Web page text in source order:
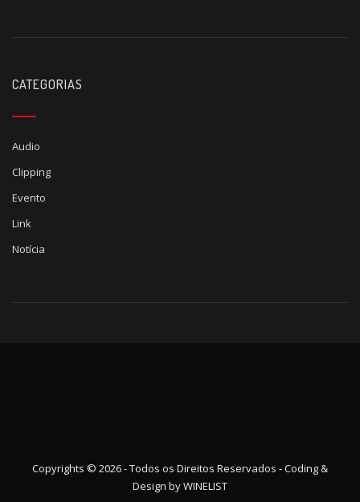
CATEGORIAS
Audio
Clipping
Evento
Link
Notícia
Copyrights © 2026 - Todos os Direitos Reservados - Coding &
Design byWINELIST